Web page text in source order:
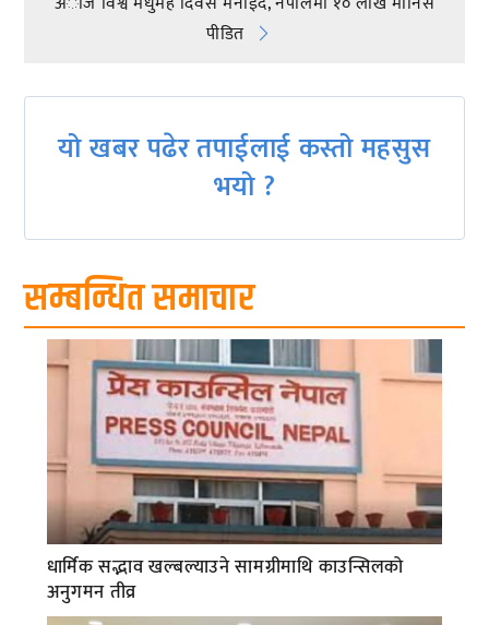
navigation
पीडित
यो खबर पढेर तपाईलाई कस्तो महसुस
भयो ?
सम्बन्धित समाचार
धार्मिक सद्भाव खल्बल्याउने सामग्रीमाथि काउन्सिलको
अनुगमन तीव्र